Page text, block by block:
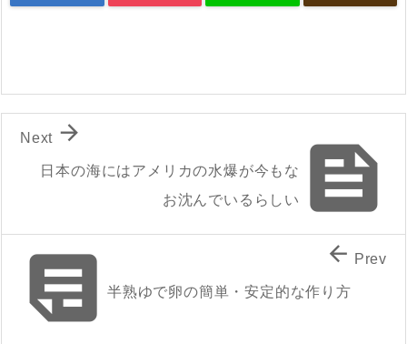

日本の海にはアメリカの水爆が今もな
お沈んでいるらしい

Next
半熟ゆで卵の簡単・安定的な作り方
 Prev